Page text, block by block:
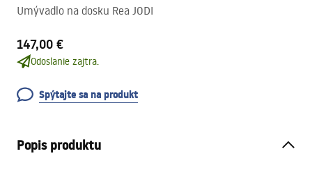
Umývadlo na dosku Rea JODI
147,00 €
Odoslanie zajtra.
Spýtajte sa na produkt
Popis produktu